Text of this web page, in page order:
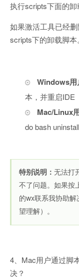
执行scripts下面的卸
如果激活工具已经
scripts下的卸载脚本。
Windows用
本，并重启IDE
Mac/Linux
do bash
特别说明： 无法打
不了问题。如果按
的wx联系我协助解
望理解）。
4、Mac用户通过脚
决？